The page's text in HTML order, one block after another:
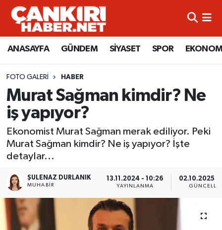
ANASAYFA GÜNDEM SİYASET SPOR
FOTO GALERI HABER
Murat Sağman kimdir? Ne
iş yapıyor?
Ekonomist Murat Sağman merak ediliyor. Peki
Murat Sağman kimdir? Ne iş yapıyor? İşte
detaylar...
ŞULENAZ DURLANIK
MUHABIR
13.11.2024 - 10:26
YAYINLANMA
02.10.2025 -
ANASAYFA
GÜNDEM
SİYASET
SPOR
EKONOMİ
EĞİTİM
RESMİ İLANLAR
Künye
İletişim
Gizlilik Sözleşmesi
BİYOGRAFİLER
EKONOMİ
GENEL
GÜNDEM
kimdir-nedir-nasil
Merkez Hava Durumu
Merkez Trafik Yoğunluk Haritası
Süper Lig Puan Durumu ve Fikstür
Tüm Manşetler
Son Dakika Haberleri
Haber Arşivi